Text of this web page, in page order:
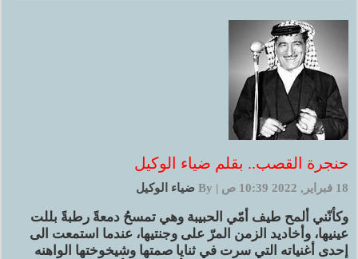
حنجرة القصب.. بقلم ضياء الوكيل
18 فبراير, 2022 10:39 ص |
By ضياء الوكيل
وكأنّني ألمح طيف أمّي الحبيبة وهي تمسحُ دمعةً رطبةً بللت
عينيها، وأخاديد الزمن المرّ على وجنتيها، عندما استمعت الى
إحدى أغنياته التي سرت في ثنايا صمتها وشيخوختها الواهنه